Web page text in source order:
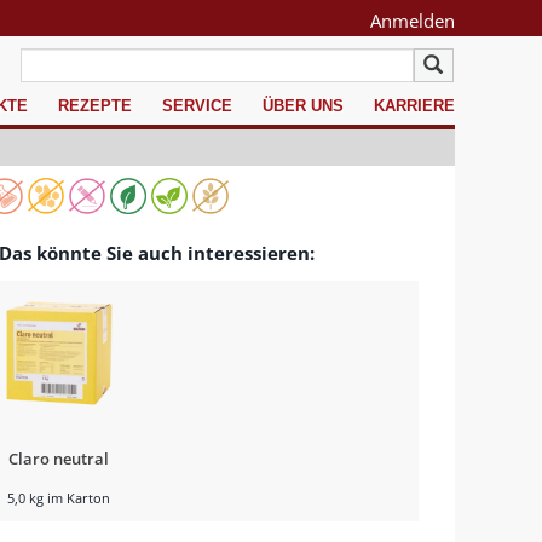
Anmelden
REZEPTE SERVICE ÜBER UNS KARRIERE
Das könnte Sie auch interessieren:
Claro neutral
5,0 kg im Karton